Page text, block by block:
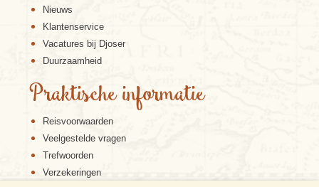
Nieuws
Klantenservice
Vacatures bij Djoser
Duurzaamheid
Praktische informatie
Reisvoorwaarden
Veelgestelde vragen
Trefwoorden
Verzekeringen